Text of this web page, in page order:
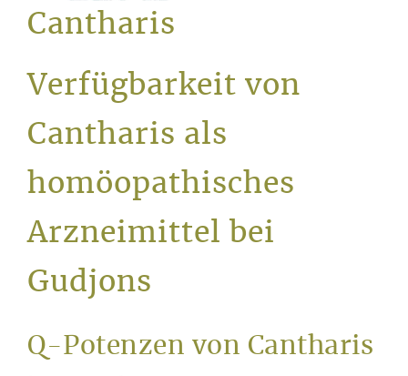
Cantharis
Verfügbarkeit von
Cantharis als
homöopathisches
Arzneimittel bei
Gudjons
Q-Potenzen von Cantharis